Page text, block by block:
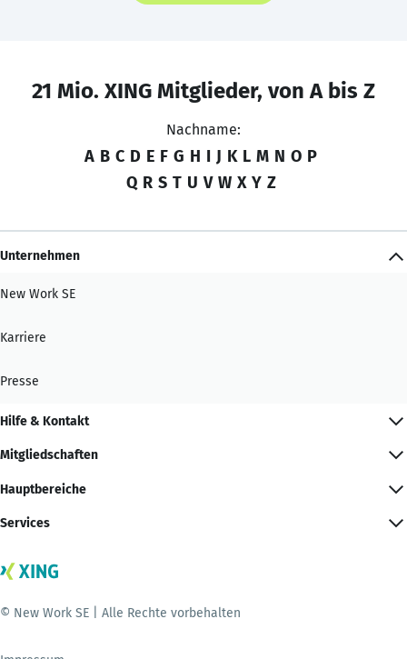
21 Mio. XING Mitglieder, von A bis Z
Nachname:
A B C D E F G H I J K L M N O P
Q R S T U V W X Y Z
Unternehmen
New Work SE
Karriere
Presse
Hilfe & Kontakt
Mitgliedschaften
Hauptbereiche
Services
© New Work SE | Alle Rechte vorbehalten